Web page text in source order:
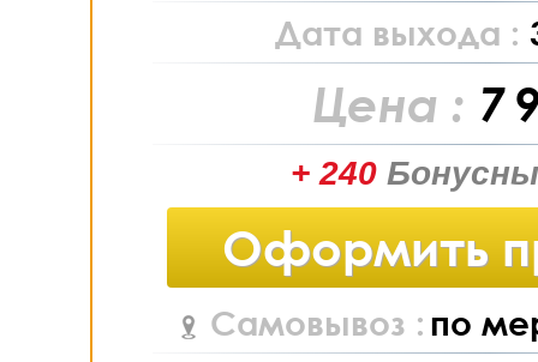
Дата выхода :
Цена : 7
+ 240
Оформить
Самовывоз : по